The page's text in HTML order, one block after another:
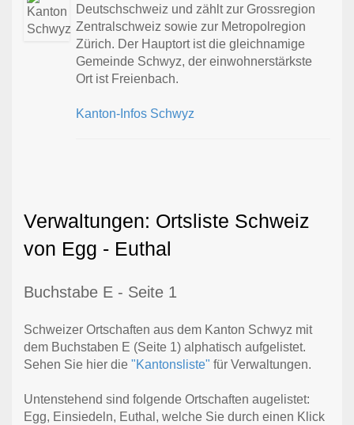
Deutschschweiz und zählt zur Grossregion
Zentralschweiz sowie zur Metropolregion
Zürich. Der Hauptort ist die gleichnamige
Gemeinde Schwyz, der einwohnerstärkste
Ort ist Freienbach.
Kanton-Infos Schwyz
Verwaltungen: Ortsliste Schweiz
von Egg - Euthal
Buchstabe E - Seite 1
Schweizer Ortschaften aus dem Kanton Schwyz mit
dem Buchstaben E (Seite 1) alphatisch aufgelistet.
Sehen Sie hier die "Kantonsliste" für Verwaltungen.
Untenstehend sind folgende Ortschaften augelistet:
Egg, Einsiedeln, Euthal, welche Sie durch einen Klick